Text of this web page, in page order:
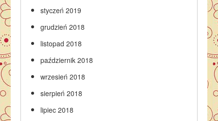
styczeń 2019
grudzień 2018
listopad 2018
październik 2018
wrzesień 2018
sierpień 2018
lipiec 2018